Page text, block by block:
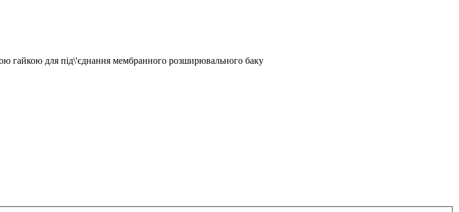
гайкою для під\'єднання мембранного розширювального баку